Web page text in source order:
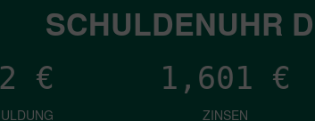
SCHULDENUHR
€ 1,601 €
ZINSEN